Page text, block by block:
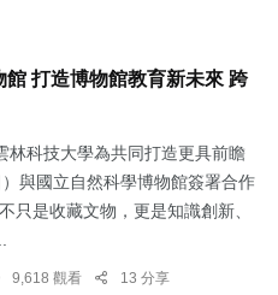
打造博物館教育新未來 跨
林科技大學為共同打造更具前瞻
與國立自然科學博物館簽署合作
只是收藏文物，更是知識創新、
9,618 觀看 13 分享